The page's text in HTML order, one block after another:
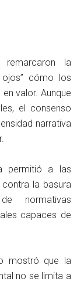
remarcaron la
cómo los
valor. Aunque
el consenso
narrativa
permitió a las
la basura
normativas
capaces de
mostró que la
no se limita a